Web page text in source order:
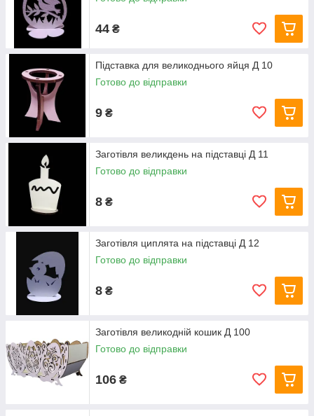
44 ₴
Підставка для великоднього яйця Д 10
Готово до відправки
9 ₴
Заготівля великдень на підставці Д 11
Готово до відправки
8 ₴
Заготівля циплята на підставці Д 12
Готово до відправки
8 ₴
Заготівля великодній кошик Д 100
Готово до відправки
106 ₴